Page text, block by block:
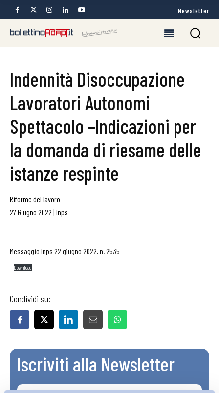
Newsletter
Indennità Disoccupazione
Lavoratori Autonomi
Spettacolo –Indicazioni per
la domanda di riesame delle
istanze respinte
Riforme del lavoro
27 Giugno 2022 | Inps
Messaggio Inps 22 giugno 2022, n. 2535
Download
Condividi su:
Iscriviti alla Newsletter